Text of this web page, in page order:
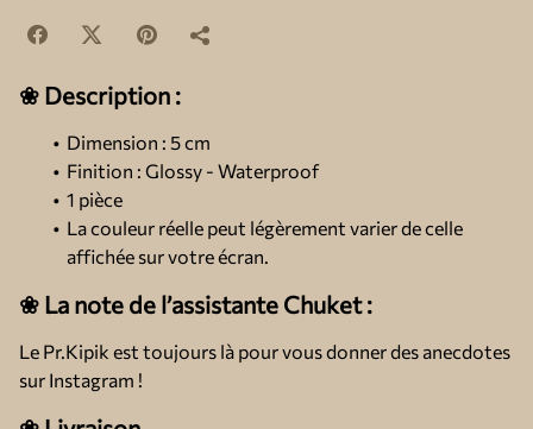
❀ Description :
Dimension : 5 cm
Finition : Glossy - Waterproof
1 pièce
La couleur réelle peut légèrement varier de celle
affichée sur votre écran.
❀ La note de l’assistante Chuket :
Le Pr.Kipik est toujours là pour vous donner des anecdotes
sur Instagram !